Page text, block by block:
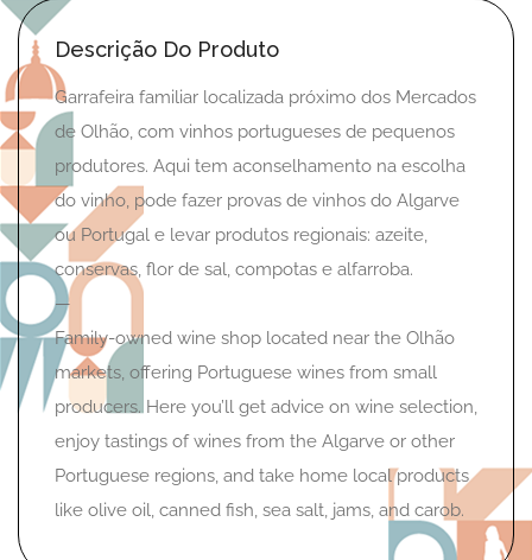
Descrição Do Produto
Garrafeira familiar localizada próximo dos Mercados
de Olhão, com vinhos portugueses de pequenos
produtores. Aqui tem aconselhamento na escolha
do vinho, pode fazer provas de vinhos do Algarve
ou Portugal e levar produtos regionais: azeite,
conservas, flor de sal, compotas e alfarroba.
—
Family-owned wine shop located near the Olhão
markets, offering Portuguese wines from small
producers. Here you’ll get advice on wine selection,
enjoy tastings of wines from the Algarve or other
Portuguese regions, and take home local products
like olive oil, canned fish, sea salt, jams, and carob.